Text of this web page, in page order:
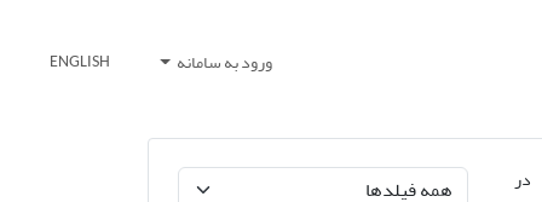
ورود به سامانه ENGLISH
در